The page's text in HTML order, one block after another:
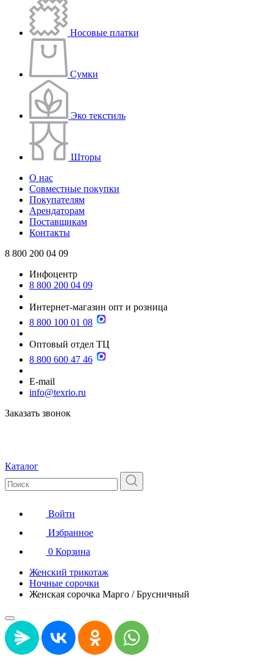
Носовые платки
Сумки
Эко текстиль
Шторы
О нас
Совместные покупки
Покупателям
Арендаторам
Поставщикам
Контакты
8 800 200 04 09
Инфоцентр
8 800 200 04 09
Интернет-магазин опт и розница
8 800 100 01 08
Оптовый отдел ТЦ
8 800 600 47 46
E-mail
info@texrio.ru
Заказать звонок
Каталог
Войти
Избранное
0 Корзина
Женский трикотаж
Ночные сорочки
Женская сорочка Марго / Брусничный